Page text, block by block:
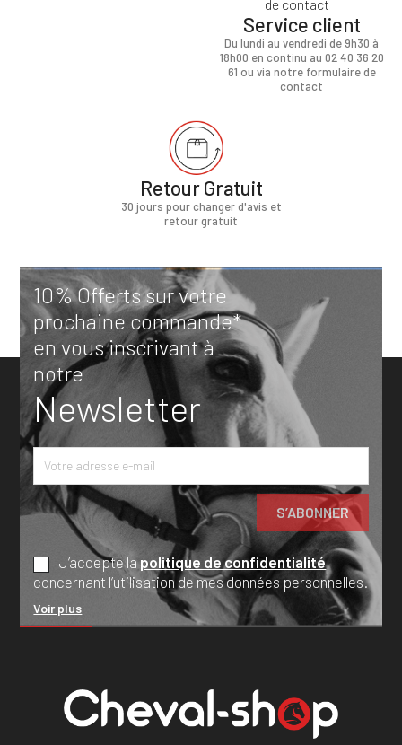
Service client
Du lundi au vendredi de 9h30 à
18h00 en continu au 02 40 36 20
61 ou via notre formulaire de
contact
Retour Gratuit
30 jours pour changer d'avis et
retour gratuit
10% Offerts sur votre
prochaine commande*
en vous inscrivant à
notre
Newsletter
J’accepte lapolitique de confidentialité
concernant l’utilisation de mes données personnelles.
Voir plus